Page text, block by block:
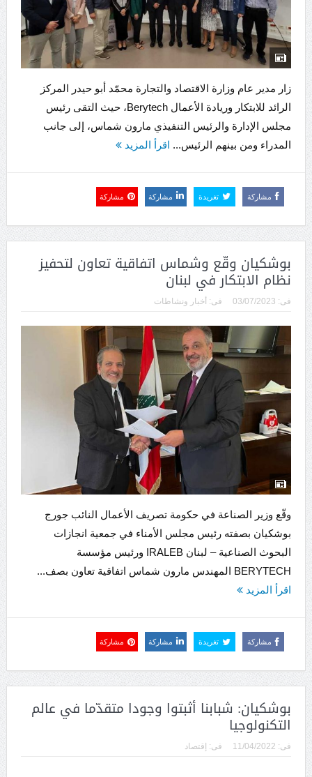
زار مدير عام وزارة الاقتصاد والتجارة محمّد أبو حيدر المركز
الرائد للابتكار وريادة الأعمال Berytech، حيث التقى رئيس
مجلس الإدارة والرئيس التنفيذي مارون شماس، إلى جانب
المدراء ومن بينهم الرئيس... اقرأ المزيد
مشاركة تغريدة مشاركة مشاركة
بوشكيان وقّع وشماس اتفاقية تعاون لتحفيز
نظام الابتكار في لبنان
فى: 03/07/2023 فى: أخبار ونشاطات
وقّع وزير الصناعة في حكومة تصريف الأعمال النائب جورج
بوشكيان بصفته رئيس مجلس الأمناء في جمعية انجازات
البحوث الصناعية – لبنان IRALEB ورئيس مؤسسة
BERYTECH المهندس مارون شماس اتفاقية تعاون بصف...
اقرأ المزيد
مشاركة تغريدة مشاركة مشاركة
بوشكيان: شبابنا أثبتوا وجودا متقدّما في عالم
التكنولوجيا
فى: 11/04/2022 فى: إقتصاد